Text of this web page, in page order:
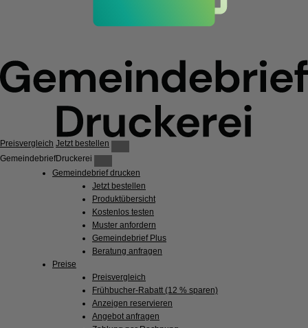
Preisvergleich Jetzt bestellen
GemeindebriefDruckerei
Gemeindebrief drucken
Jetzt bestellen
Produktübersicht
Kostenlos testen
Muster anfordern
Gemeindebrief Plus
Beratung anfragen
Preise
Preisvergleich
Frühbucher-Rabatt (12 % sparen)
Anzeigen reservieren
Angebot anfragen